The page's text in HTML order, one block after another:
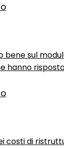
bene sul
hanno
costi di